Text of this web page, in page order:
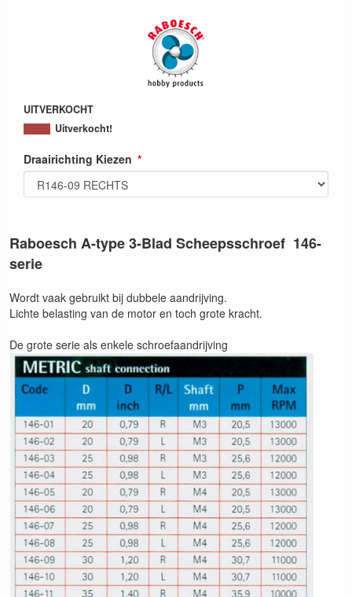
UITVERKOCHT
Uitverkocht!
Draairichting Kiezen
Raboesch A-type 3-Blad Scheepsschroef 146-
serie
Wordt vaak gebruikt bij dubbele aandrijving.
Lichte belasting van de motor en toch grote kracht.
De grote serie als enkele schroefaandrijving